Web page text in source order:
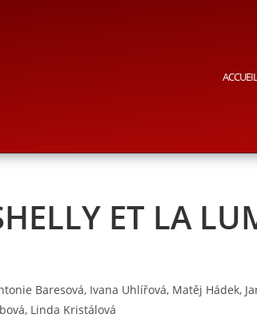
ACCUEIL
ET LA
Baresová, Ivana Uhlířová, Matěj Hádek,
Linda Kristálová